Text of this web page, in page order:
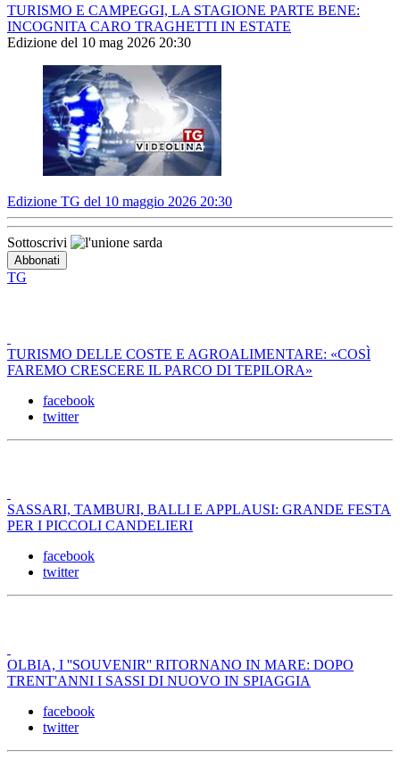
TURISMO E CAMPEGGI, LA STAGIONE PARTE BENE:
INCOGNITA CARO TRAGHETTI IN ESTATE
Edizione del 10 mag 2026 20:30
Edizione TG del 10 maggio 2026 20:30
Sottoscrivi
TG
TURISMO DELLE COSTE E AGROALIMENTARE: «COSÌ
FAREMO CRESCERE IL PARCO DI TEPILORA»
facebook
twitter
SASSARI, TAMBURI, BALLI E APPLAUSI: GRANDE FESTA
PER I PICCOLI CANDELIERI
facebook
twitter
OLBIA, I ''SOUVENIR'' RITORNANO IN MARE: DOPO
TRENT'ANNI I SASSI DI NUOVO IN SPIAGGIA
facebook
twitter